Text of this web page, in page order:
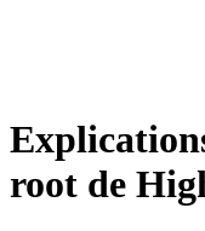
root de